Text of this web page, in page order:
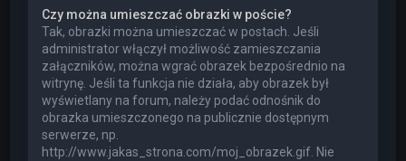
Czy można umieszczać obrazki w poście?
Tak, obrazki można umieszczać w postach. Jeśli
administrator włączył możliwość zamieszczania
załączników, można wgrać obrazek bezpośrednio na
witrynę. Jeśli ta funkcja nie działa, aby obrazek był
wyświetlany na forum, należy podać odnośnik do
obrazka umieszczonego na publicznie dostępnym
serwerze, np.
http://www.jakas_strona.com/moj_obrazek.gif. Nie